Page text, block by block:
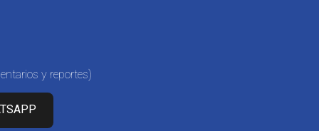
y reportes)